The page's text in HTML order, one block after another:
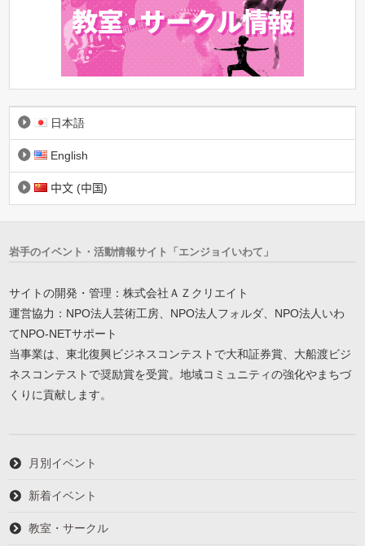
日本語
English
中文 (中国)
岩手のイベント・活動情報サイト「エンジョイいわて」
サイトの開発・管理：株式会社ＡＺクリエイト
運営協力：NPO法人芸術工房、NPO法人フォルダ、NPO法人いわ
てNPO-NETサポート
当事業は、東北復興ビジネスコンテストで大和証券賞、大船渡ビジ
ネスコンテストで奨励賞を受賞。地域コミュニティの強化やまちづ
くりに貢献します。
月別イベント
新着イベント
教室・サークル